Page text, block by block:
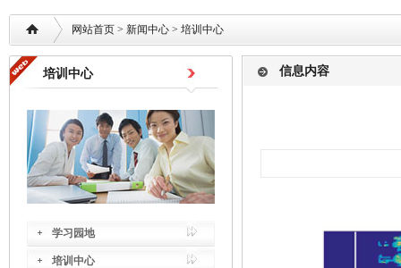
网站首页 > 新闻中心 > 培训中心
培训中心
学习园地
培训中心
信息内容